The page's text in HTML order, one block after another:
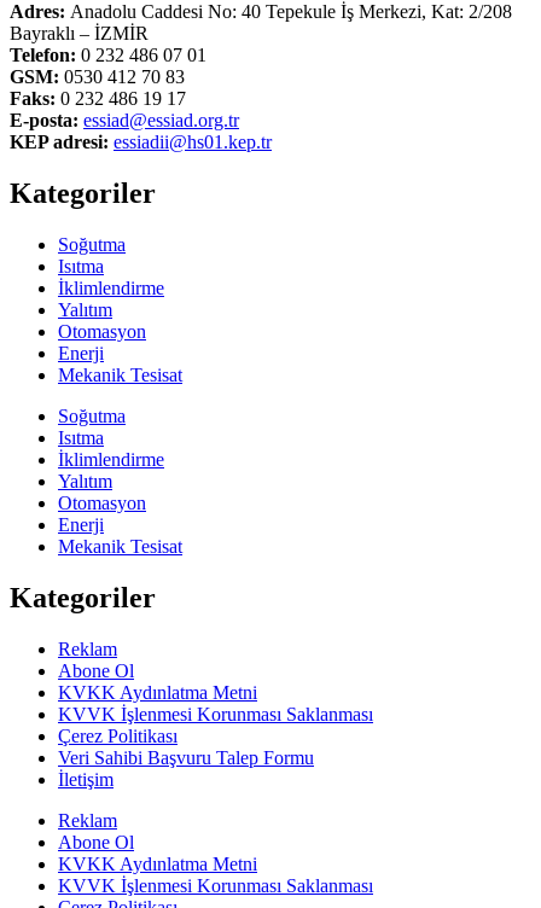
Adres: Anadolu Caddesi No: 40 Tepekule İş Merkezi, Kat: 2/208
Bayraklı – İZMİR
Telefon: 0 232 486 07 01
GSM: 0530 412 70 83
Faks: 0 232 486 19 17
E-posta: essiad@essiad.org.tr
KEP adresi: essiadii@hs01.kep.tr
Kategoriler
Soğutma
Isıtma
İklimlendirme
Yalıtım
Otomasyon
Enerji
Mekanik Tesisat
Soğutma
Isıtma
İklimlendirme
Yalıtım
Otomasyon
Enerji
Mekanik Tesisat
Kategoriler
Reklam
Abone Ol
KVKK Aydınlatma Metni
KVVK İşlenmesi Korunması Saklanması
Çerez Politikası
Veri Sahibi Başvuru Talep Formu
İletişim
Reklam
Abone Ol
KVKK Aydınlatma Metni
KVVK İşlenmesi Korunması Saklanması